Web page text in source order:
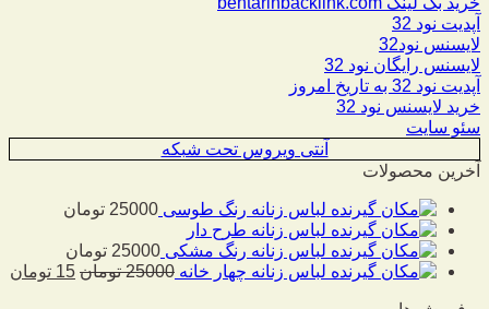
آپدیت نود 32
لایسنس نود32
لایسنس رایگان نود 32
آپدیت نود 32 به تاریخ امروز
خرید لایسنس نود 32
سئو سایت
آنتی ویروس تحت شبکه
آخرین محصولات
لباس زنانه رنگ طوسی 25000 تومان
لباس زنانه طرح دار
لباس زنانه رنگ مشکی 25000 تومان
لباس زنانه چهار خانه 25000 تومان 15 تومان